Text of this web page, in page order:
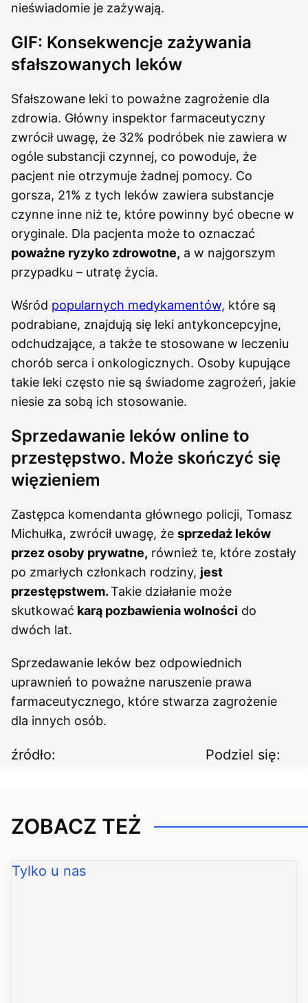
nieświadomie je zażywają.
GIF: Konsekwencje zażywania
sfałszowanych leków
Sfałszowane leki to poważne zagrożenie dla
zdrowia. Główny inspektor farmaceutyczny
zwrócił uwagę, że 32% podróbek nie zawiera w
ogóle substancji czynnej, co powoduje, że
pacjent nie otrzymuje żadnej pomocy. Co
gorsza, 21% z tych leków zawiera substancje
czynne inne niż te, które powinny być obecne w
oryginale. Dla pacjenta może to oznaczać
poważne ryzyko zdrowotne, a w najgorszym
przypadku – utratę życia.
Wśród popularnych medykamentów, które są
podrabiane, znajdują się leki antykoncepcyjne,
odchudzające, a także te stosowane w leczeniu
chorób serca i onkologicznych. Osoby kupujące
takie leki często nie są świadome zagrożeń, jakie
niesie za sobą ich stosowanie.
Sprzedawanie leków online to
przestępstwo. Może skończyć się
więzieniem
Zastępca komendanta głównego policji, Tomasz
Michułka, zwrócił uwagę, że sprzedaż leków
przez osoby prywatne, również te, które zostały
po zmarłych członkach rodziny, jest
przestępstwem.Takie działanie może
skutkować karą pozbawienia wolności do
dwóch lat.
Sprzedawanie leków bez odpowiednich
uprawnień to poważne naruszenie prawa
farmaceutycznego, które stwarza zagrożenie
dla innych osób.
źródło: Podziel się:
ZOBACZ TEŻ
Tylko u nas